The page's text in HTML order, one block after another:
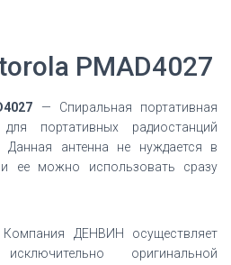
PMAD4027
— Спиральная портативная
для портативных радиостанций
. Данная антенна не нуждается в
и ее можно использовать сразу
Компания ДЕНВИН осуществляет
оригинальной